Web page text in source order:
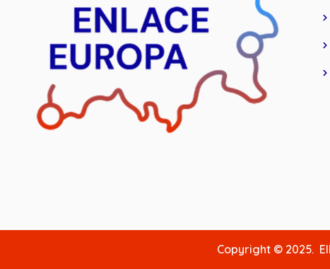
Copyright © 2025.